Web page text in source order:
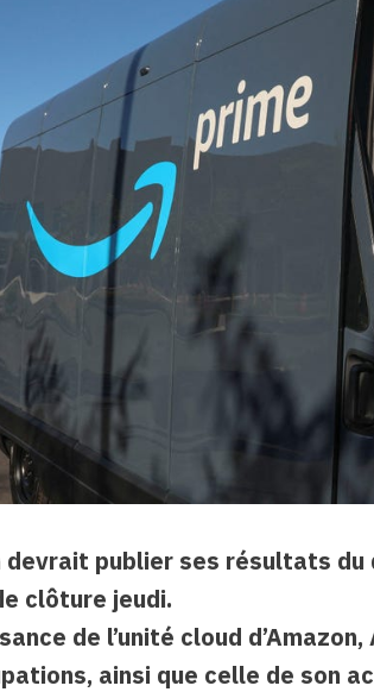
devrait publier ses résultats
clôture jeudi.
de l’unité cloud
ainsi que celle de son